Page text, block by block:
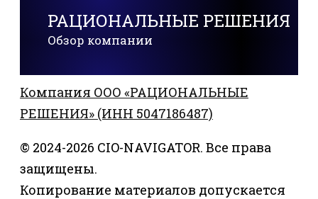
РАЦИОНАЛЬНЫЕ РЕШЕНИЯ
Обзор компании
Компания ООО «РАЦИОНАЛЬНЫЕ
РЕШЕНИЯ» (ИНН 5047186487)
© 2024-2026 CIO-NAVIGATOR. Все права
защищены.
Копирование материалов допускается